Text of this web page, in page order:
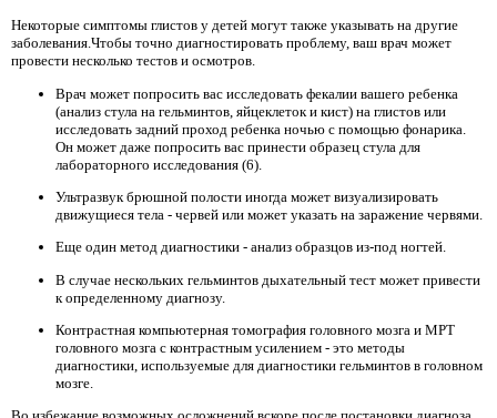
Некоторые симптомы глистов у детей могут также указывать на другие
заболевания.Чтобы точно диагностировать проблему, ваш врач может
провести несколько тестов и осмотров.
Врач может попросить вас исследовать фекалии вашего ребенка
(анализ стула на гельминтов, яйцеклеток и кист) на глистов или
исследовать задний проход ребенка ночью с помощью фонарика.
Он может даже попросить вас принести образец стула для
лабораторного исследования (6).
Ультразвук брюшной полости иногда может визуализировать
движущиеся тела - червей или может указать на заражение червями.
Еще один метод диагностики - анализ образцов из-под ногтей.
В случае нескольких гельминтов дыхательный тест может привести
к определенному диагнозу.
Контрастная компьютерная томография головного мозга и МРТ
головного мозга с контрастным усилением - это методы
диагностики, используемые для диагностики гельминтов в головном
мозге.